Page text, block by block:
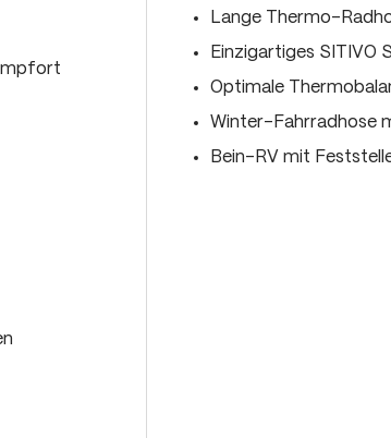
Lange Thermo-
Einzigartiges
Optimale
Winter-Fahrradhose
Bein-RV mit